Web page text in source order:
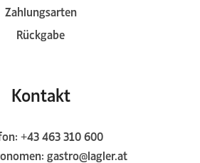
Zahlungsarten
Rückgabe
Kontakt
+43 463 310 600
gastro@lagler.at